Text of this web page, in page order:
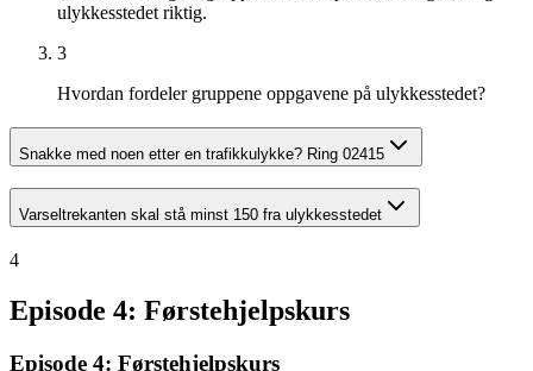
ulykkesstedet riktig.
3
Hvordan fordeler gruppene oppgavene på ulykkesstedet?
Snakke med noen etter en trafikkulykke? Ring 02415
Varseltrekanten skal stå minst 150 fra ulykkesstedet
4
Episode 4: Førstehjelpskurs
Episode 4: Førstehjelpskurs